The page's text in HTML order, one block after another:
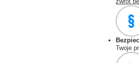
Twoje